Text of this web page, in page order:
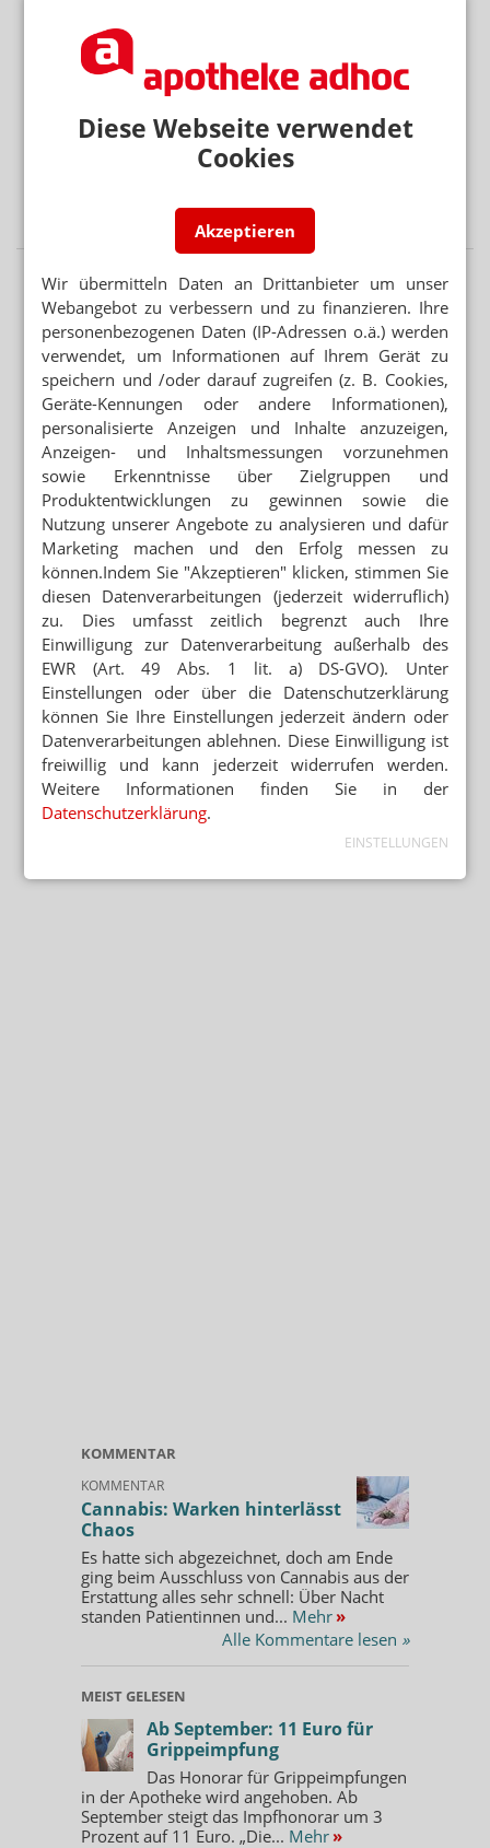
Diese Webseite verwendet
Cookies
Akzeptieren
Wir übermitteln Daten an Drittanbieter um unser
Webangebot zu verbessern und zu finanzieren. Ihre
personenbezogenen Daten (IP-Adressen o.ä.) werden
verwendet, um Informationen auf Ihrem Gerät zu
speichern und /oder darauf zugreifen (z. B. Cookies,
Geräte-Kennungen oder andere Informationen),
personalisierte Anzeigen und Inhalte anzuzeigen,
Anzeigen- und Inhaltsmessungen vorzunehmen
sowie Erkenntnisse über Zielgruppen und
Produktentwicklungen zu gewinnen sowie die
Nutzung unserer Angebote zu analysieren und dafür
Marketing machen und den Erfolg messen zu
können.Indem Sie "Akzeptieren" klicken, stimmen Sie
diesen Datenverarbeitungen (jederzeit widerruflich)
zu. Dies umfasst zeitlich begrenzt auch Ihre
Einwilligung zur Datenverarbeitung außerhalb des
EWR (Art. 49 Abs. 1 lit. a) DS-GVO). Unter
Einstellungen oder über die Datenschutzerklärung
können Sie Ihre Einstellungen jederzeit ändern oder
Datenverarbeitungen ablehnen. Diese Einwilligung ist
freiwillig und kann jederzeit widerrufen werden.
Weitere Informationen finden Sie in der
Datenschutzerklärung.
EINSTELLUNGEN
Mehr aus Ressort
NAHRUNGSERGÄNZUNGSMITTEL
Milliardendeal: P&G kauft Thorne
NACHFRAGE NACH NEUEREN MEDIKAMENTEN
MSD erhöht Umsatzziele
Covid-19-Impfstoff: Biontech tief in Verlustzone
KOMMENTAR
KOMMENTAR
Cannabis: Warken hinterlässt
Chaos
Es hatte sich abgezeichnet, doch am Ende
ging beim Ausschluss von Cannabis aus der
Erstattung alles sehr schnell: Über Nacht
standen Patientinnen und... Mehr »
Alle Kommentare lesen »
MEIST GELESEN
Ab September: 11 Euro für
Grippeimpfung
Das Honorar für Grippeimpfungen
in der Apotheke wird angehoben. Ab
September steigt das Impfhonorar um 3
Prozent auf 11 Euro. „Die... Mehr »